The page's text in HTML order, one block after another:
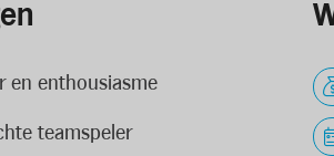
en enthousiasme
teamspeler